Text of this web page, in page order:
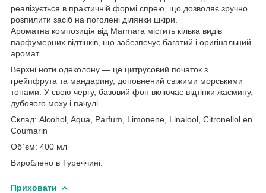
реалізується в практичній формі спрею, що дозволяє зручно
розпилити засіб на поголені ділянки шкіри.
Ароматна композиція від Marmara містить кілька видів
парфумерних відтінків, що забезпечує багатий і оригінальний
аромат.
Верхні ноти одеколону — це цитрусовий початок з
грейпфрута та мандарину, доповнений свіжими морськими
тонами. У свою чергу, базовий фон включає відтінки жасмину,
дубового моху і пачулі.
Склад: Alcohol, Aqua, Parfum, Limonene, Linalool, Citronellol en
Coumarin
Об`єм: 400 мл
Вироблено в Туреччині.
Приховати